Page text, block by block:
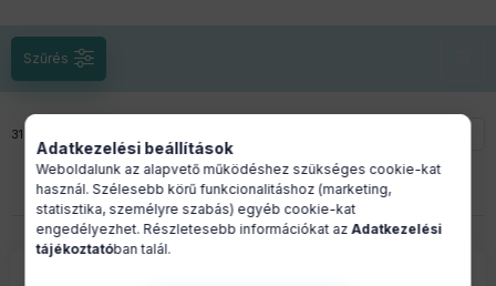
Szűrés
Összes termék a kategóriában
31
2
Adatkezelési beállítások
Weboldalunk az alapvető működéshez szükséges cookie-kat
használ. Szélesebb körű funkcionalitáshoz (marketing,
statisztika, személyre szabás) egyéb cookie-kat
engedélyezhet. Részletesebb információkat azAdatkezelési
tájékoztatóban talál.